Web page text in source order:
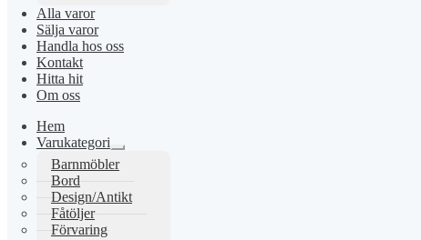
Alla varor
Sälja varor
Handla hos oss
Kontakt
Hitta hit
Om oss
Hem
Varukategori
Expandera
undermeny
Barnmöbler
Bord
Design/Antikt
Fåtöljer
Förvaring